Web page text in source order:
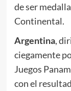
de ser
Continental.
Argentina,
ciegamente
Juegos
con el